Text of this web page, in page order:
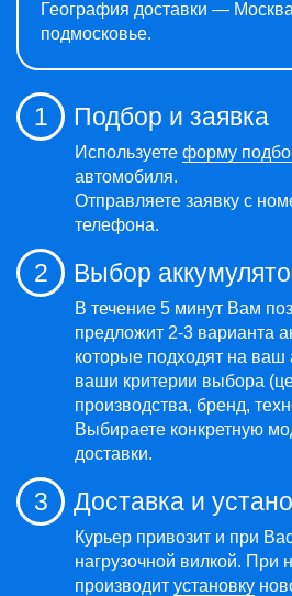
География доставки —
подмосковье.
1 Подбор и заявка
Используете форму
автомобиля.
Отправляете заявку с
телефона.
2 Выбор
В течение 5 минут Вам
предложит 2-3 варианта
которые подходят на ваш
ваши критерии выбора
производства, бренд,
Выбираете конкретную
доставки.
3 Доставка и
Курьер привозит и при
нагрузочной вилкой. При
производит установку